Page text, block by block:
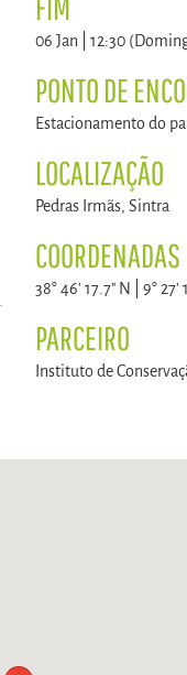
06 Jan | 12:30
PONTO DE
Estacionamento do
LOCALIZAÇÃO
Pedras Irmãs, Sintra
COORDENADAS
38° 46' 17.7" N | 9° 27'
PARCEIRO
Instituto de